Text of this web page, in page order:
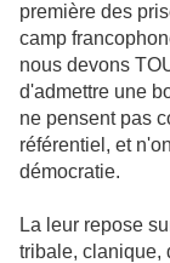
première des
camp
nous devons
d'admettre une
ne pensent pas
référentiel, et
démocratie.
La leur repose
tribale, clanique,